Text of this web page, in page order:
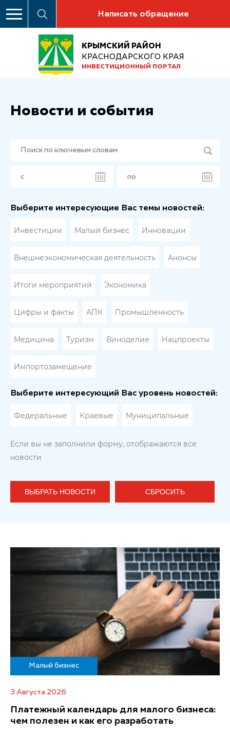
Написать обращение
КРЫМСКИЙ РАЙОН
КРАСНОДАРСКОГО КРАЯ
ИНВЕСТИЦИОННЫЙ ПОРТАЛ
Новости и события
Выберите интересующие Вас темы новостей:
Инвестиции Малый бизнес Инновации
Внешнеэкономическая деятельность Анонсы
Итоги мероприятий Экономика
Цифры и факты АПК Промышленность
Медицина Туризм Виноделие Нацпроекты
Импортозамещение
Выберите интересующий Вас уровень новостей:
Федеральные Краевые Муниципальные
Если вы не заполнили форму, отображаются все
новости
ВЫБРАТЬ НОВОСТИ СБРОСИТЬ
Малый бизнес
3 Августа 2026
Платежный календарь для малого бизнеса:
чем полезен и как его разработать